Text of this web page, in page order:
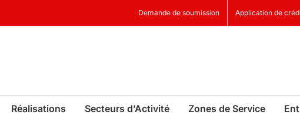
Demande de soumission Application de
Réalisations Secteurs d’Activité Zones de Service